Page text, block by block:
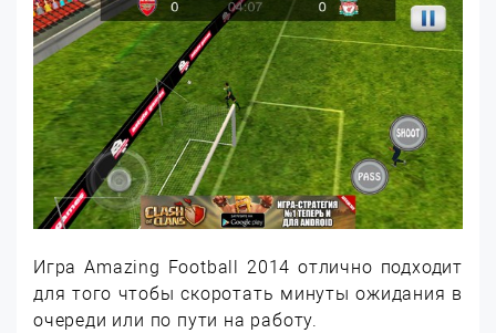
Игра Amazing Football 2014 отлично подходит
для того чтобы скоротать минуты ожидания в
очереди или по пути на работу.